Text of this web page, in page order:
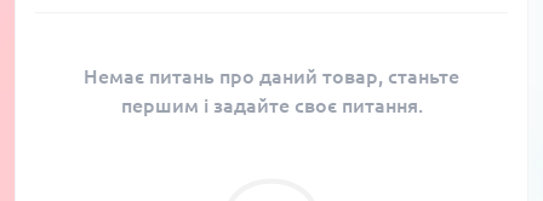
Немає питань про даний товар, станьте
першим і задайте своє питання.